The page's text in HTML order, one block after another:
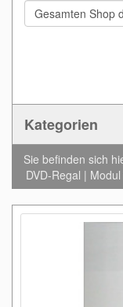
Kategorien
Sie befinden sich
DVD-Regal |